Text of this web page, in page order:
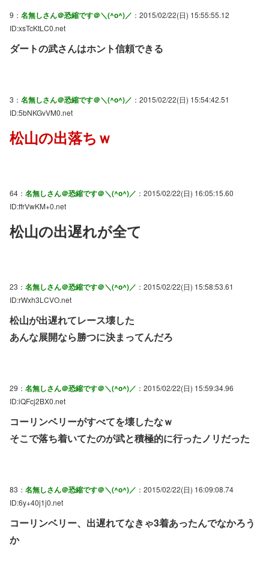
9： 名無しさん＠恐縮です＠＼(^o^)／ ：2015/02/22(日) 15:55:55.12
ID:xsTcKtLC0.net
ダートの武さんはホント信頼できる
3： 名無しさん＠恐縮です＠＼(^o^)／ ：2015/02/22(日) 15:54:42.51
ID:5bNKGvVM0.net
松山の出落ちｗ
64： 名無しさん＠恐縮です＠＼(^o^)／ ：2015/02/22(日) 16:05:15.60
ID:ffrVwKM+0.net
松山の出遅れが全て
23： 名無しさん＠恐縮です＠＼(^o^)／ ：2015/02/22(日) 15:58:53.61
ID:rWxh3LCVO.net
松山が出遅れてレース壊した
あんな展開なら勝つに決まってんだろ
29： 名無しさん＠恐縮です＠＼(^o^)／ ：2015/02/22(日) 15:59:34.96
ID:iQFcj2BX0.net
コーリンベリーがすべてを壊したなｗ
そこで落ち着いてたのが武と積極的に行ったノリだった
83： 名無しさん＠恐縮です＠＼(^o^)／ ：2015/02/22(日) 16:09:08.74
ID:6y+40j1j0.net
コーリンベリー、出遅れてなきゃ3着あったんでなかろう
か